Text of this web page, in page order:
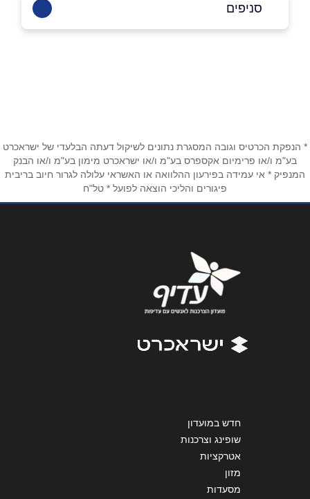
באתר בפייסבוק באינסטגרם ביוטיוב
טלפון*
אנא חזרו אלי בקשר ל...
סניפים
* הנפקת הכרטיס וגובה המסגרת נתונים לשיקול דעתה הבלעדי של ישראכרט
בע"מ ו/או פרימיום אקספרס בע"מ ו/או ישראכרט מימון בע"מ ו/או הבנק
המנפיק * אי עמידה בפירעון ההלוואה או האשראי עלולה לגרור חיוב בריבית
פיגורים והליכי הוצאה לפועל * טל"ח
חדש במועדון
שופינג וצרכנות
אטרקציות
מזון
מסעדות